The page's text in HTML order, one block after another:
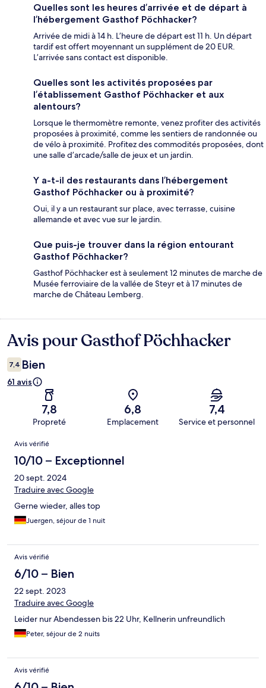
Quelles sont les heures d’arrivée et de départ à
l’hébergement Gasthof Pöchhacker?
Arrivée de midi à 14 h. L’heure de départ est 11 h. Un départ
tardif est offert moyennant un supplément de 20 EUR.
L’arrivée sans contact est disponible.
Quelles sont les activités proposées par
l’établissement Gasthof Pöchhacker et aux
alentours?
Lorsque le thermomètre remonte, venez profiter des activités
proposées à proximité, comme les sentiers de randonnée ou
de vélo à proximité. Profitez des commodités proposées, dont
une salle d’arcade/salle de jeux et un jardin.
Y a-t-il des restaurants dans l’hébergement
Gasthof Pöchhacker ou à proximité?
Oui, il y a un restaurant sur place, avec terrasse, cuisine
allemande et avec vue sur le jardin.
Que puis-je trouver dans la région entourant
Gasthof Pöchhacker?
Gasthof Pöchhacker est à seulement 12 minutes de marche de
Musée ferroviaire de la vallée de Steyr et à 17 minutes de
marche de Château Lemberg.
Avis
Avis pour Gasthof Pöchhacker
7,4 Bien
61 avis
7,8
Propreté
6,8
Emplacement
7,4
Service et personnel
Avis
Avis vérifié
10/10 – Exceptionnel
20 sept. 2024
Traduire avec Google
Gerne wieder, alles top
Juergen, séjour de 1 nuit
Avis vérifié
6/10 – Bien
22 sept. 2023
Traduire avec Google
Leider nur Abendessen bis 22 Uhr, Kellnerin unfreundlich
Peter, séjour de 2 nuits
Avis vérifié